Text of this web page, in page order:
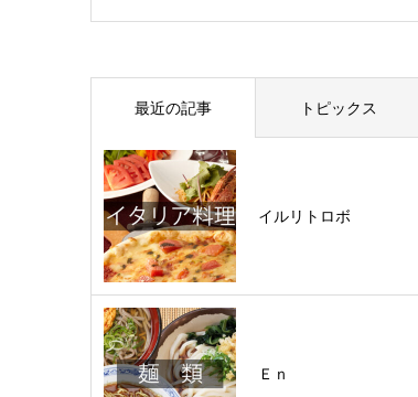
最近の記事 トピックス
イルリトロボ
Ｅｎ